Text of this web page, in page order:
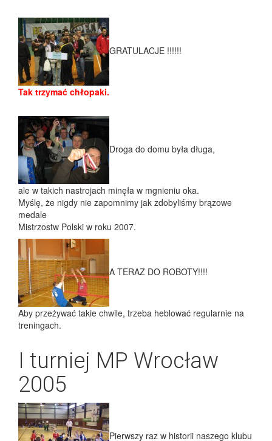
GRATULACJE !!!!!!
Tak trzymać chłopaki.
Droga do domu była długa,
ale w takich nastrojach minęła w mgnieniu oka.
Myślę, że nigdy nie zapomnimy jak zdobyliśmy brązowe
medale
Mistrzostw Polski w roku 2007.
A TERAZ DO ROBOTY!!!!
Aby przeżywać takie chwile, trzeba heblować regularnie na
treningach.
I turniej MP Wrocław
2005
Pierwszy raz w historii naszego klubu